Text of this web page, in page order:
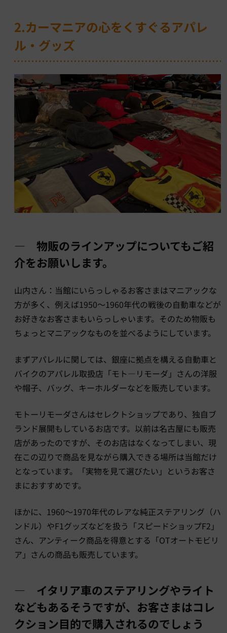
2.カーマニアの心をくすぐるアパレ
ル・グッズ
― 物販のラインアップについてもご紹
介をお願いします。
山内さん：当館にいらっしゃるお客さまはマニアックな
方が多く、例えば1950～1960年代の戦後の自動車などが
お好きなお客さまもいらっしゃいます。そのため物販も
ちょっとマニアックなものを並べるようにしています。
まずアパレルに関しては、銀座に拠点を構える自動車と
バイクのアパレル取扱店「モト―リモーダ」さんの洋服
や帽子、バッグ、キーホルダーなどを販売しています。
モトーリモーダさんはセレクトショップであり、独自ブ
ランド展開もしているお店です。以前は名古屋にも販売
店があったのですが、そのお店はなくなってしまい、現
在この辺りで商品を見ながら購入できる場所は当館だけ
となっています。「実物を見て選びたい」というお客さ
まにおすすめです。
ほかに、1960～1970年代のレアな純正ステアリング（ハ
ンドル）やF1グッズなどを扱う「スピードショップF2」
さん、アンティーク商品を得意とする「OTオートモビリ
ア」さんの商品も販売しています。
― イタリア車のステアリングやライト
などもあるそうですが、お客さまはコレ
クション目的で購入されるのでしょう